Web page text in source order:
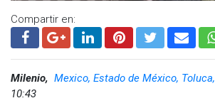
Compartir en:
Milenio, Mexico, Estado de México, Toluca,
10:43